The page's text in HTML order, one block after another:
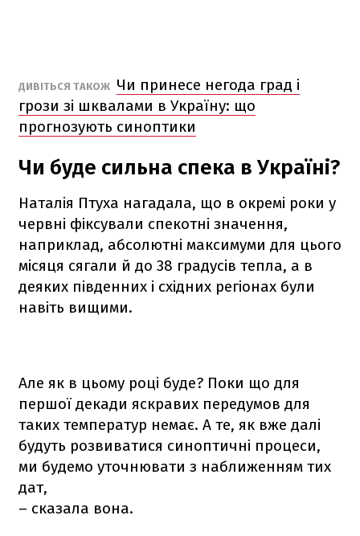
ДИВІТЬСЯ ТАКОЖ Чи принесе негода град і
грози зі шквалами в Україну: що
прогнозують синоптики
Чи буде сильна спека в Україні?
Наталія Птуха нагадала, що в окремі роки у
червні фіксували спекотні значення,
наприклад, абсолютні максимуми для цього
місяця сягали й до 38 градусів тепла, а в
деяких південних і східних регіонах були
навіть вищими.
Але як в цьому році буде? Поки що для
першої декади яскравих передумов для
таких температур немає. А те, як вже далі
будуть розвиватися синоптичні процеси,
ми будемо уточнювати з наближенням тих
дат,
– сказала вона.